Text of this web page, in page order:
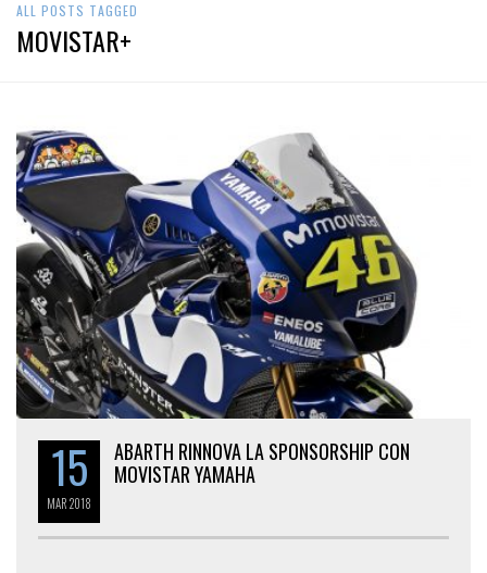
ALL POSTS TAGGED
MOVISTAR+
15
MAR2018
ABARTH RINNOVA LA SPONSORSHIP CON
MOVISTAR YAMAHA